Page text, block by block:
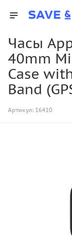
Часы
40mm
Case
Band
Артикул: 16410